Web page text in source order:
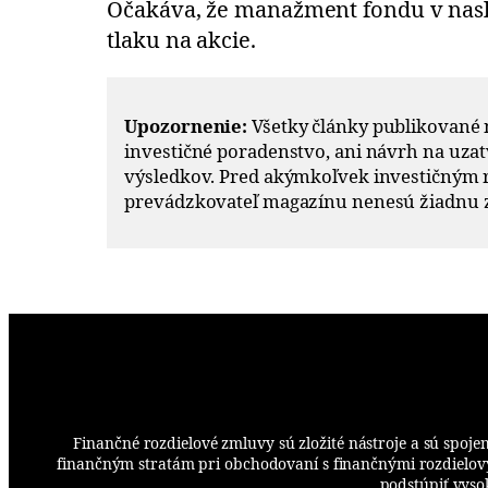
Očakáva, že manažment fondu v
tlaku na akcie.
Upozornenie:Všetky články
investičné poradenstvo, ani návrh na
výsledkov. Pred akýmkoľvek
prevádzkovateľ magazínu nenesú žiadnu
Finančné rozdielové zmluvy sú zložité nástroje a sú
finančným stratám pri obchodovaní s finančnými